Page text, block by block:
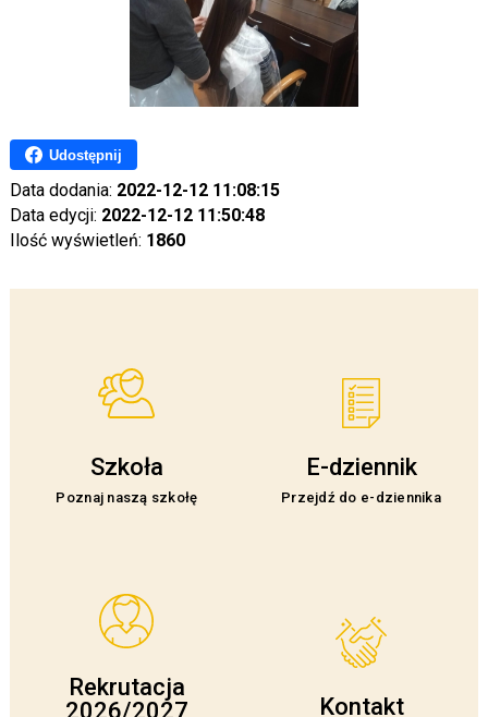
Udostępnij
Data dodania: 2022-12-12 11:08:15
Data edycji: 2022-12-12 11:50:48
Ilość wyświetleń: 1860
Szkoła
Poznaj naszą szkołę
E-dziennik
Przejdź do e-dziennika
Rekrutacja
2026/2027
Kontakt